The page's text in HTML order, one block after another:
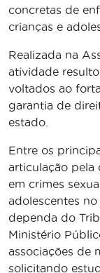
concretas de
crianças e
Realizada na
atividade
voltados ao
garantia de
estado.
Entre os
articulação pela
em crimes
adolescentes
dependa do
Ministério
associações de
solicitando